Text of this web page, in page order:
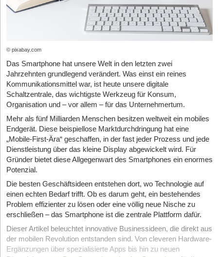
© pixabay.com
Das Smartphone hat unsere Welt in den letzten zwei
Jahrzehnten grundlegend verändert. Was einst ein reines
Kommunikationsmittel war, ist heute unsere digitale
Schaltzentrale, das wichtigste Werkzeug für Konsum,
Organisation und – vor allem – für das Unternehmertum.
Mehr als fünf Milliarden Menschen besitzen weltweit ein mobiles
Endgerät. Diese beispiellose Marktdurchdringung hat eine
„Mobile-First-Ära“ geschaffen, in der fast jeder Prozess und jede
Dienstleistung über das kleine Display abgewickelt wird. Für
Gründer bietet diese Allgegenwart des Smartphones ein enormes
Potenzial.
Die besten Geschäftsideen entstehen dort, wo Technologie auf
einen echten Bedarf trifft. Ob es darum geht, ein bestehendes
Problem effizienter zu lösen oder eine völlig neue Nische zu
erschließen – das Smartphone ist die zentrale Plattform dafür.
Dieser Artikel beleuchtet innovative Businessideen, die direkt aus
der mobilen Revolution entstanden sind. Von cleveren Hardware-
Ergänzungen über spezialisierte Apps bis hin zu neuen